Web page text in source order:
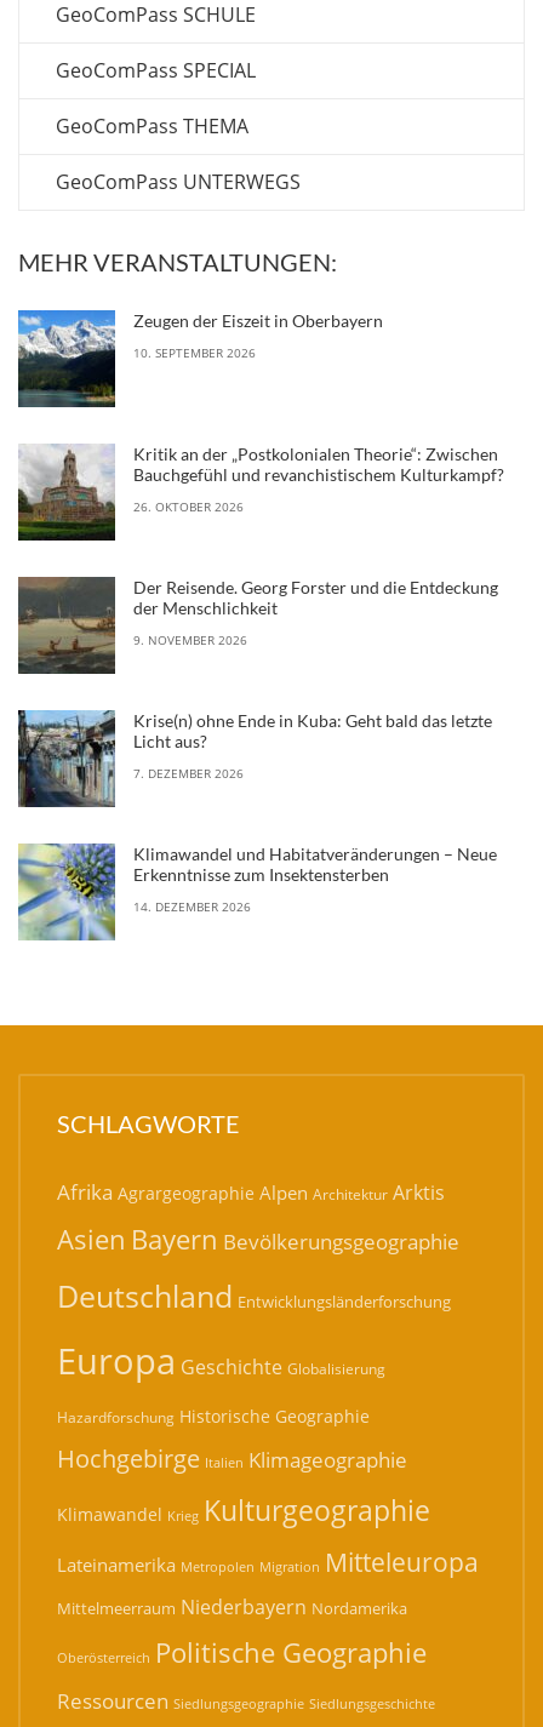
GeoComPass SCHULE
GeoComPass SPECIAL
GeoComPass THEMA
GeoComPass UNTERWEGS
MEHR VERANSTALTUNGEN:
Zeugen der Eiszeit in Oberbayern
10. SEPTEMBER 2026
Kritik an der „Postkolonialen Theorie“: Zwischen
Bauchgefühl und revanchistischem Kulturkampf?
26. OKTOBER 2026
Der Reisende. Georg Forster und die Entdeckung
der Menschlichkeit
9. NOVEMBER 2026
Krise(n) ohne Ende in Kuba: Geht bald das letzte
Licht aus?
7. DEZEMBER 2026
Klimawandel und Habitatveränderungen – Neue
Erkenntnisse zum Insektensterben
14. DEZEMBER 2026
SCHLAGWORTE
Afrika Agrargeographie Alpen Architektur Arktis
Asien Bayern Bevölkerungsgeographie
Deutschland Entwicklungsländerforschung
Europa Geschichte Globalisierung
Hazardforschung Historische Geographie
Hochgebirge Italien Klimageographie
Klimawandel Krieg Kulturgeographie
Lateinamerika Metropolen Migration Mitteleuropa
Mittelmeerraum Niederbayern Nordamerika
Oberösterreich Politische Geographie
Ressourcen Siedlungsgeographie Siedlungsgeschichte